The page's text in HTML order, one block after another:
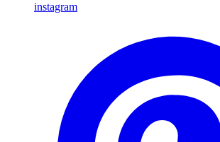
instagram